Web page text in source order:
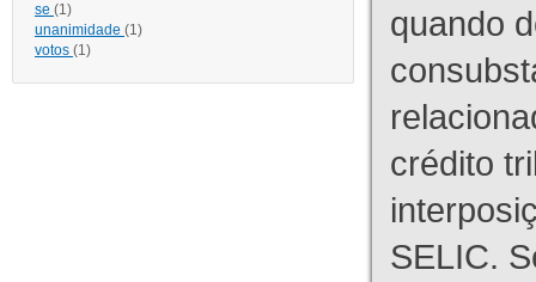
se (1)
unanimidade (1)
votos (1)
quando
crédito
SELIC.